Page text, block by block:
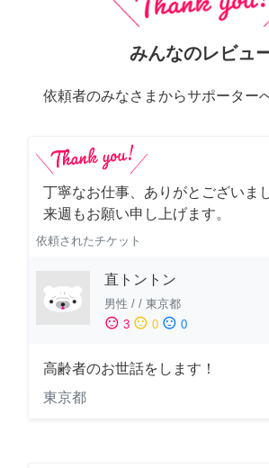
みんなのレビュ
依頼者のみなさまからサポーター
丁寧なお仕事、ありがとございま
来週もお願い申し上げます。
依頼されたチケット
直トントン
男性 / / 東京都
sentiment_satisfied 3 sentiment_neutral 0 sentiment_dissatisfied 0
高齢者のお世話をします！
東京都